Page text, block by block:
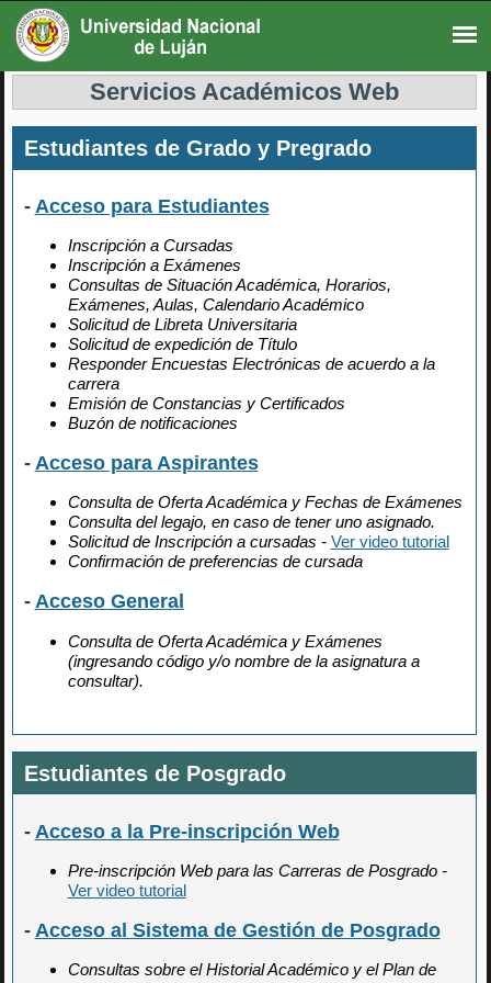
Servicios Académicos Web
Estudiantes de Grado y Pregrado
- Acceso para Estudiantes
Inscripción a Cursadas
Inscripción a Exámenes
Consultas de Situación Académica, Horarios,
Exámenes, Aulas, Calendario Académico
Solicitud de Libreta Universitaria
Solicitud de expedición de Título
Responder Encuestas Electrónicas de acuerdo a la
carrera
Emisión de Constancias y Certificados
Buzón de notificaciones
- Acceso para Aspirantes
Consulta de Oferta Académica y Fechas de Exámenes
Consulta del legajo, en caso de tener uno asignado.
Solicitud de Inscripción a cursadas - Ver video tutorial
Confirmación de preferencias de cursada
- Acceso General
Consulta de Oferta Académica y Exámenes
(ingresando código y/o nombre de la asignatura a
consultar).
Estudiantes de Posgrado
- Acceso a la Pre-inscripción Web
Pre-inscripción Web para las Carreras de Posgrado -
Ver video tutorial
- Acceso al Sistema de Gestión de Posgrado
Consultas sobre el Historial Académico y el Plan de